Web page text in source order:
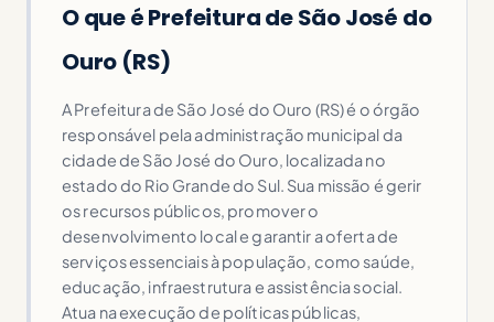
O que é Prefeitura de São José do
Ouro (RS)
A Prefeitura de São José do Ouro (RS) é o órgão
responsável pela administração municipal da
cidade de São José do Ouro, localizada no
estado do Rio Grande do Sul. Sua missão é gerir
os recursos públicos, promover o
desenvolvimento local e garantir a oferta de
serviços essenciais à população, como saúde,
educação, infraestrutura e assistência social.
Atua na execução de políticas públicas,